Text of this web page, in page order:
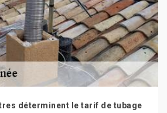
déterminent le tarif de tubage